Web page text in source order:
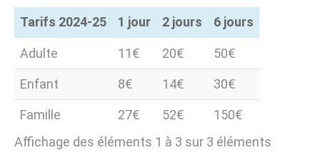
Tarifs 2024-25 1 jour 2 jours
6 jours
Tarifs 2024-25
1 jour 2 jours 6 jours
Adulte 11€ 20€ 50€
Enfant 8€ 14€ 30€
Famille 27€ 52€
150€
Affichage des éléments 1 à 3 sur 3 éléments